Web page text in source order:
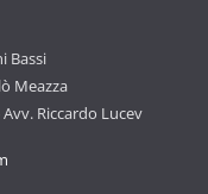
Bassi
Meazza
Riccardo Lucev